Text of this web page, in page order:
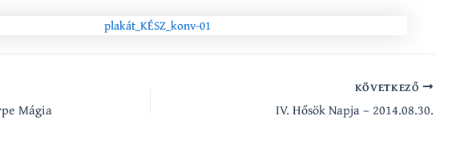
Mágia
KÖVETKEZŐ
IV. Hősök Napja – 2014.08.30.